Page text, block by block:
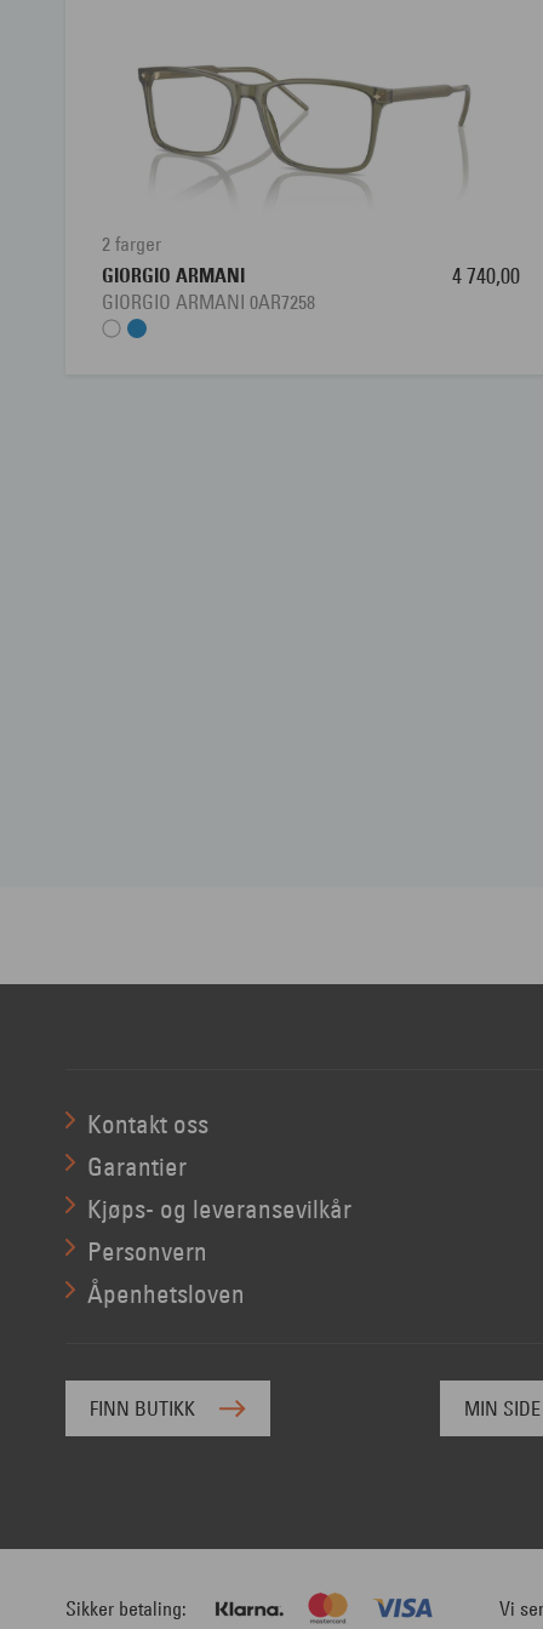
2 farger
GIORGIO ARMANI
GIORGIO ARMANI 0AR7258
4 740,00
Kontakt oss
Garantier
Kjøps- og leveransevilkår
Personvern
Åpenhetsloven
FINN BUTIKK MIN SIDE
Sikker betaling Vi